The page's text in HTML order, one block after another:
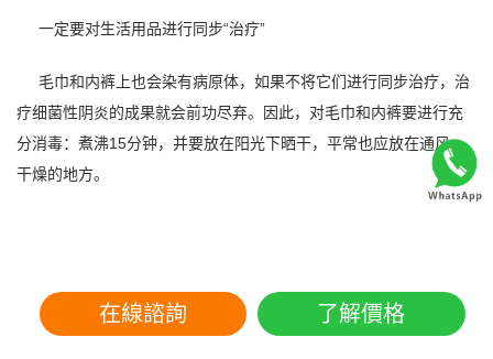
一定要对生活用品进行同步“治疗”
毛巾和内裤上也会染有病原体，如果不将它们进行同步治疗，治
疗细菌性阴炎的成果就会前功尽弃。因此，对毛巾和内裤要进行充
分消毒：煮沸15分钟，并要放在阳光下晒干，平常也应放在通风、
干燥的地方。
在線諮詢 了解價格